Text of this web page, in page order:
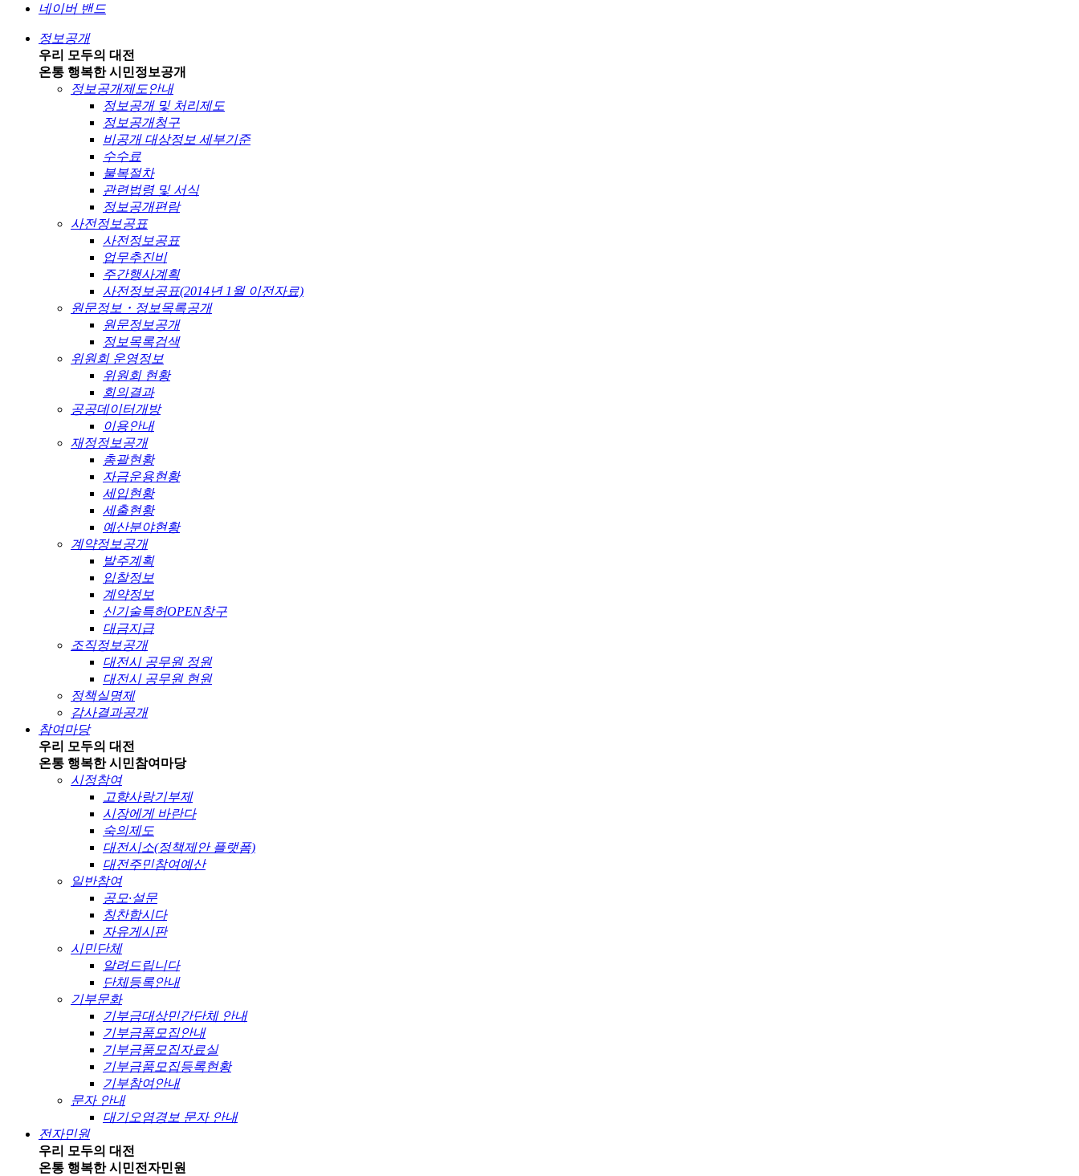
네이버 밴드
정보공개
우리 모두의 대전
온통 행복한 시민정보공개
정보공개제도안내
정보공개 및 처리제도
정보공개청구
비공개 대상정보 세부기준
수수료
불복절차
관련법령 및 서식
정보공개편람
사전정보공표
사전정보공표
업무추진비
주간행사계획
사전정보공표(2014년 1월 이전자료)
원문정보・정보목록공개
원문정보공개
정보목록검색
위원회 운영정보
위원회 현황
회의결과
공공데이터개방
이용안내
재정정보공개
총괄현황
자금운용현황
세입현황
세출현황
예산분야현황
계약정보공개
발주계획
입찰정보
계약정보
신기술특허OPEN창구
대금지급
조직정보공개
대전시 공무원 정원
대전시 공무원 현원
정책실명제
감사결과공개
참여마당
우리 모두의 대전
온통 행복한 시민참여마당
시정참여
고향사랑기부제
시장에게 바란다
숙의제도
대전시소(정책제안 플랫폼)
대전주민참여예산
일반참여
공모·설문
칭찬합시다
자유게시판
시민단체
알려드립니다
단체등록안내
기부문화
기부금대상민간단체 안내
기부금품모집안내
기부금품모집자료실
기부금품모집등록현황
기부참여안내
문자 안내
대기오염경보 문자 안내
전자민원
우리 모두의 대전
온통 행복한 시민전자민원